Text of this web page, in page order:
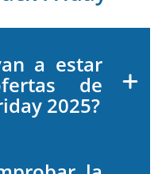
a estar
de
2025?